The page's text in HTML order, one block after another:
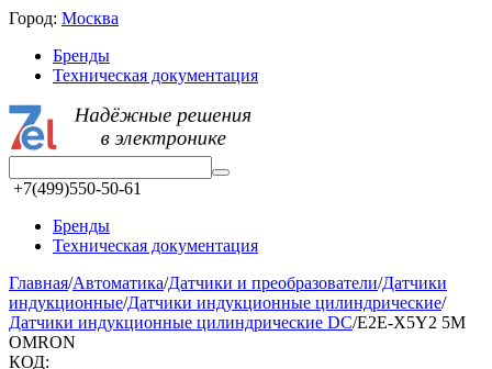
Город: Москва
Бренды
Техническая документация
+7(499)550-50-61
Бренды
Техническая документация
Главная/Автоматика/Датчики и преобразователи/Датчики
индукционные/Датчики индукционные цилиндрические/
Датчики индукционные цилиндрические DC/E2E-X5Y2 5M
OMRON
КОД: